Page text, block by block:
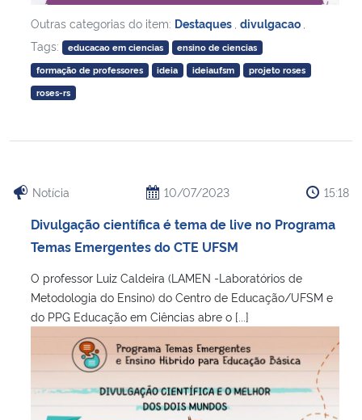
Outras categorias do item: Destaques divulgacao
Tags:
educacao em ciencias
ensino de ciencias
formação de professores
ideia ideiaufsm
projeto roses
roses-rs
Notícia 10/07/2023 15:18
Divulgação científica é tema de live no Programa
Temas Emergentes do CTE UFSM
O professor Luiz Caldeira (LAMEN -Laboratórios de
Metodologia do Ensino) do Centro de Educação/UFSM e
do PPG Educação em Ciências abre o [...]